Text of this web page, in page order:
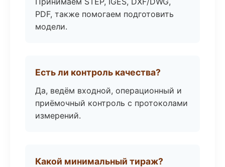
PDF, также помогаем подготовить
модели.
Есть ли контроль качества?
Да, ведём входной, операционный и
приёмочный контроль с протоколами
измерений.
Какой минимальный тираж?